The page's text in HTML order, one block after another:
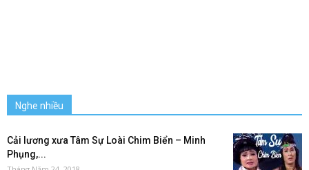
Nghe nhiều
Cải lương xưa Tâm Sự Loài Chim Biển – Minh
Phụng,...